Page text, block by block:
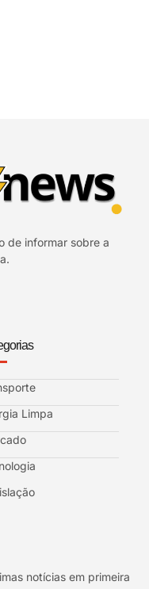
de informar sobre a
Limpa
notícias em primeira